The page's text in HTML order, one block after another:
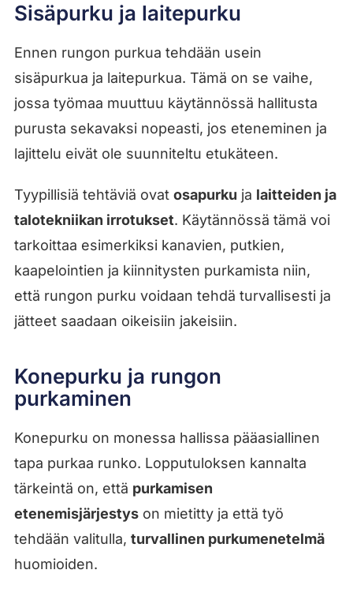
Sisäpurku ja laitepurku
Ennen rungon purkua tehdään usein
sisäpurkua ja laitepurkua. Tämä on se vaihe,
jossa työmaa muuttuu käytännössä hallitusta
purusta sekavaksi nopeasti, jos eteneminen ja
lajittelu eivät ole suunniteltu etukäteen.
Tyypillisiä tehtäviä ovat osapurku ja laitteiden ja
talotekniikan irrotukset. Käytännössä tämä voi
tarkoittaa esimerkiksi kanavien, putkien,
kaapelointien ja kiinnitysten purkamista niin,
että rungon purku voidaan tehdä turvallisesti ja
jätteet saadaan oikeisiin jakeisiin.
Konepurku ja rungon
purkaminen
Konepurku on monessa hallissa pääasiallinen
tapa purkaa runko. Lopputuloksen kannalta
tärkeintä on, että purkamisen
etenemisjärjestyson mietitty ja että työ
tehdään valitulla, turvallinen purkumenetelmä
huomioiden.